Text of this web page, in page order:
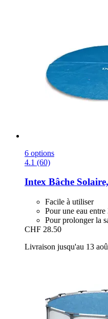
6 options
4.1 (60)
Intex Bâche
Facile à utiliser
Pour une eau
Pour prolonger la
CHF 28.50
Livraison jusqu'au 13